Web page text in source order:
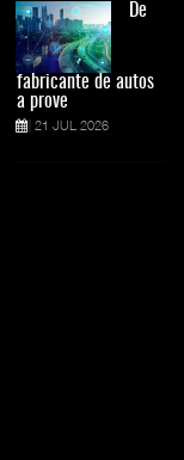
De
fabricante de autos
a prove
21 JUL 2026